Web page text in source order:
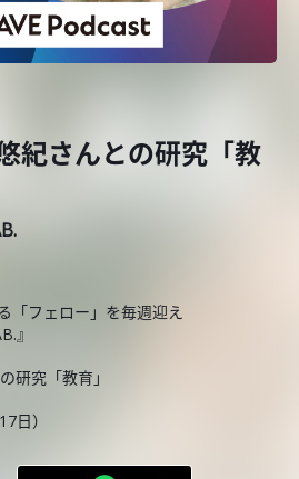
さんとの研究「教
「フェロー」を毎週迎え
』
究「教育」
日）